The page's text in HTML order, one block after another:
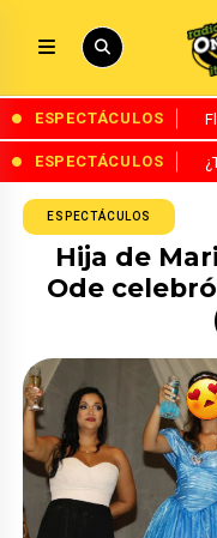
ESPECTÁCULOS
ESPECTÁCULOS
ESPECTÁCULOS
Hija de
Ode